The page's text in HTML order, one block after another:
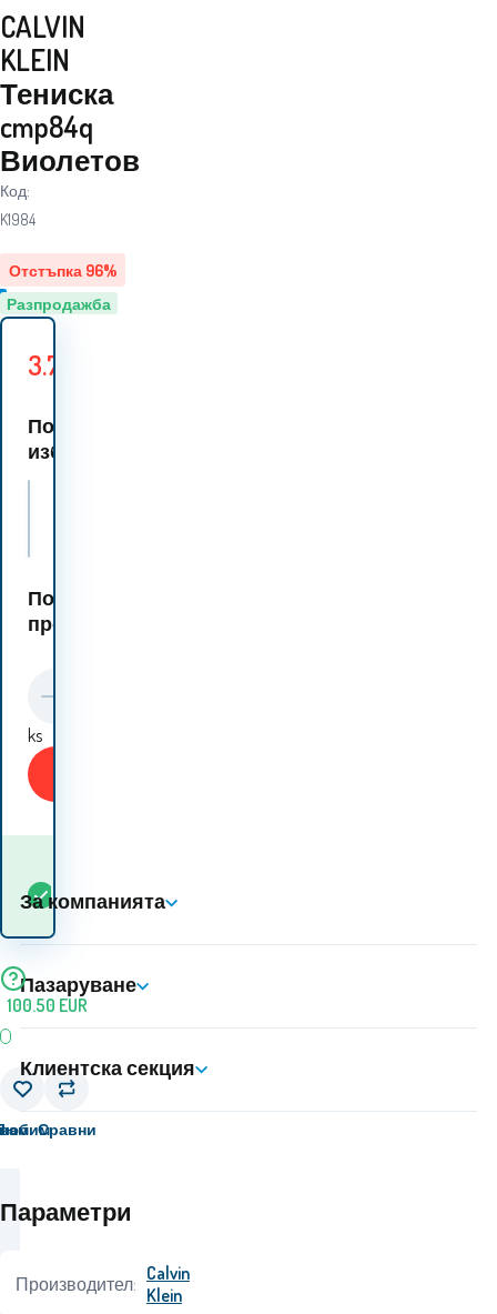
Отстъпка 96%
Разпродажба
CALVIN
KLEIN
Тениска
cmp84q
Виолетов
Код:
K1984
3.70
По
избор 1 вариант:
Подобни
продукти:
ks
наличност 5+
100.50 EUR
Сравни
Параметри
Производител: Calvin
Klein
За компанията
Пазаруване
Клиентска секция